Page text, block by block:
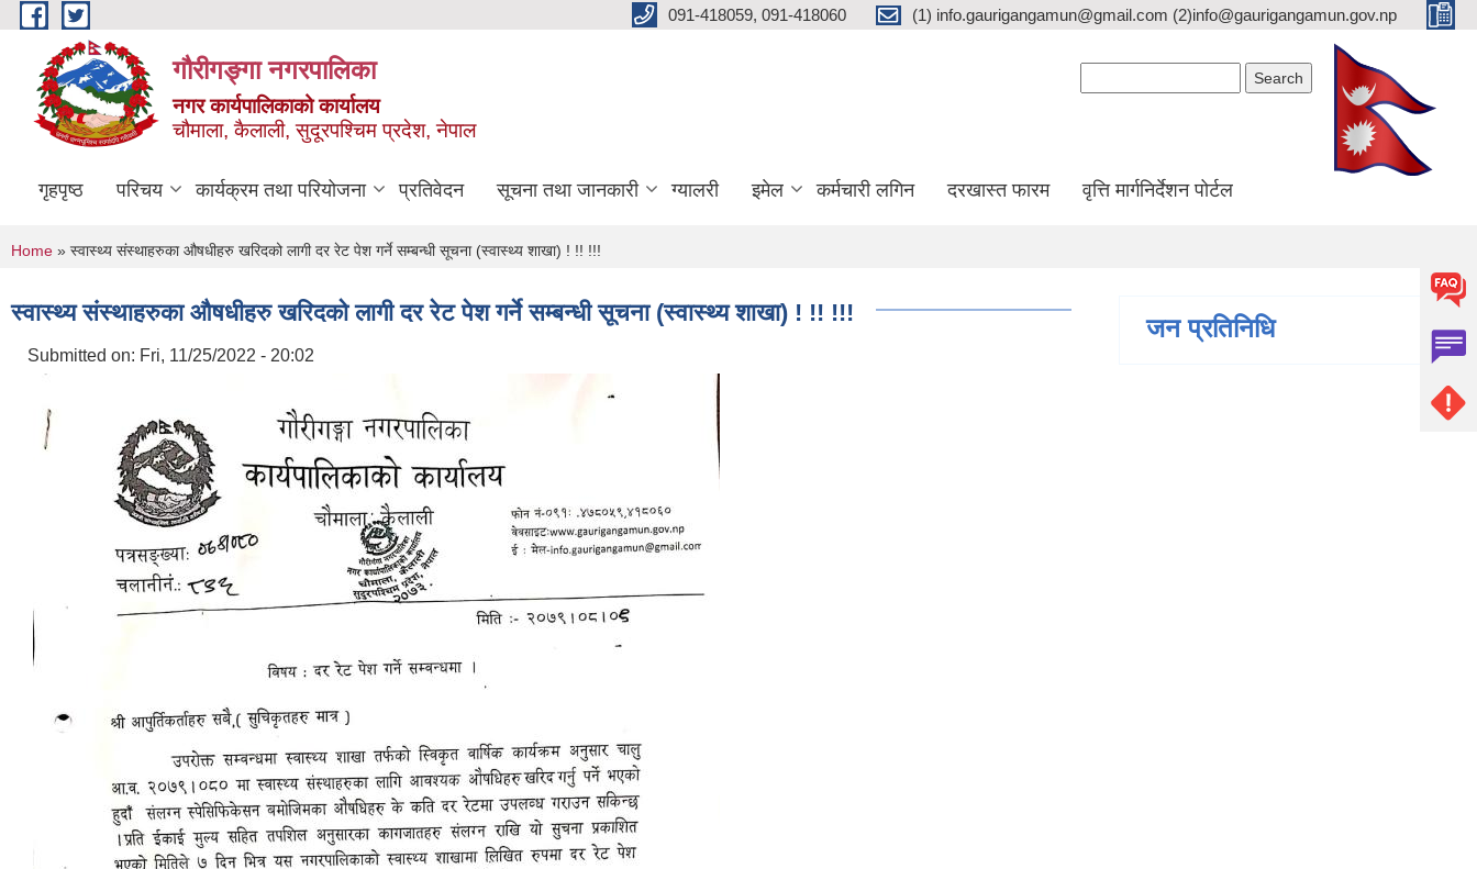
Skip to main content 091-418059, 091-418060 (1) info.gaurigangamun@gmail.com (2)info@gaurigangamun.gov.np
गौरीगङ्गा नगरपालिका
नगर कार्यपालिकाको कार्यालय
चौमाला, कैलाली, सुदूरपश्चिम प्रदेश, नेपाल
गृहपृष्ठ परिचय कार्यक्रम तथा परियोजना प्रतिवेदन सूचना तथा जानकारी ग्यालरी इमेल कर्मचारी लगिन दरखास्त फारम वृत्ति मार्गनिर्देशन पोर्टल
You are here
Home » स्वास्थ्य संस्थाहरुका औषधीहरु खरिदको लागी दर रेट पेश गर्ने सम्बन्धी सूचना (स्वास्थ्य शाखा) ! !! !!!
स्वास्थ्य संस्थाहरुका औषधीहरु खरिदको लागी दर रेट पेश गर्ने सम्बन्धी सूचना (स्वास्थ्य शाखा) ! !! !!!
Submitted on: Fri, 11/25/2022 - 20:02
जन प्रतिनिधि